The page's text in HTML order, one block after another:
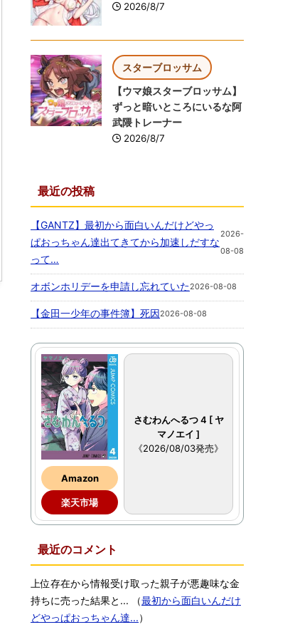
2026/8/7
スターブロッサム
【ウマ娘スターブロッサム】
ずっと暗いところにいるな阿
武隈トレーナー
2026/8/7
最近の投稿
【GANTZ】最初から面白いんだけどやっ
ぱおっちゃん達出てきてから加速しだすな
って…
2026-
08-08
オボンホリデーを申請し忘れていた2026-08-08
【金田一少年の事件簿】死因2026-08-08
Amazon
楽天市場
さむわんへるつ 4 [ ヤ
マノエイ ]
《2026/08/03発売》
最近のコメント
上位存在から情報受け取った親子が悪趣味な金
持ちに売った結果と...
（最初から面白いんだけ
どやっぱおっちゃん達...）